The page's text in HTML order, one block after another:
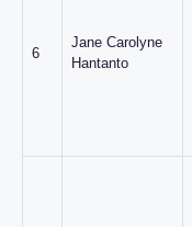
6
Jane Carolyne
Hantanto